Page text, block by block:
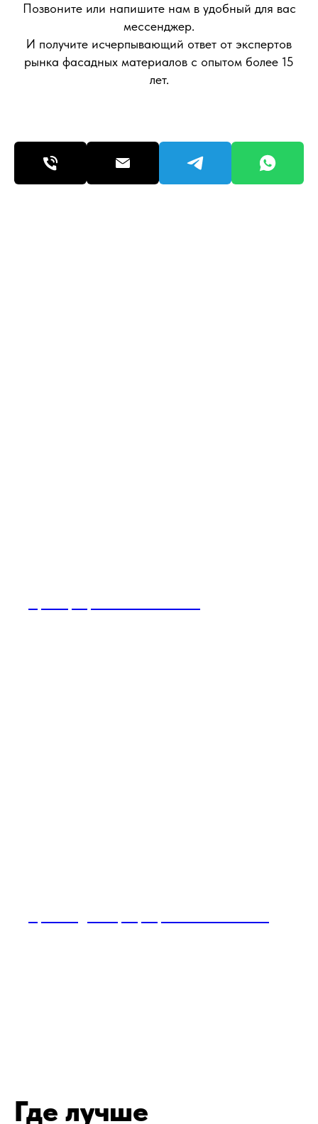
Позвоните или напишите нам в удобный для вас
мессенджер.
И получите исчерпывающий ответ от экспертов
рынка фасадных материалов с опытом более 15
лет.
Где лучше